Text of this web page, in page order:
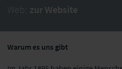
Web: zur Website
Warum es uns gibt